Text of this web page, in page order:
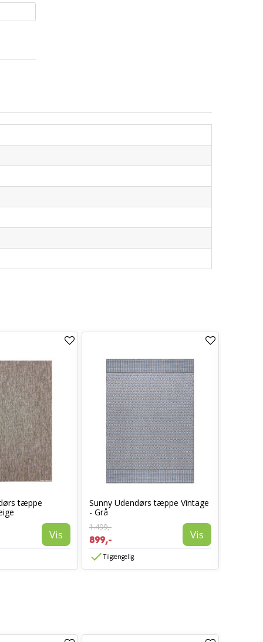
tæppe
Vis
Sunny Udendørs tæppe Vintage
- Grå
1.499,-
899,- Vis
Tilgængelig